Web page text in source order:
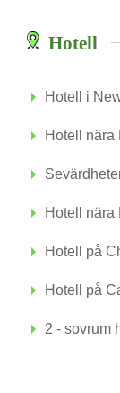
Hotell
Hotell i
Hotell nära
Hotell nära
Hotell på
Hotell på
2 - sovrum